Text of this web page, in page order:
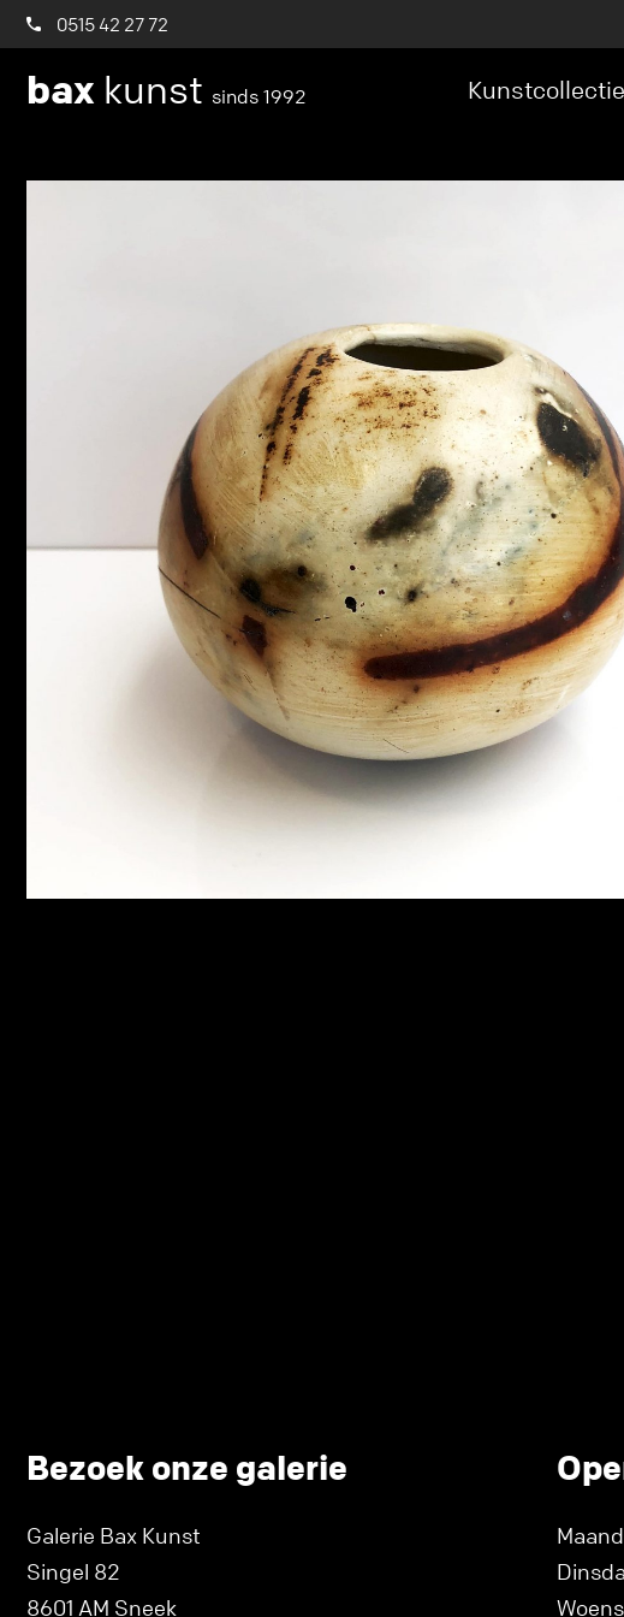
0515 42 27 72
bax kunst sinds 1992 Kunstcollectie
Bezoek onze galerie
Galerie Bax Kunst
Singel 82
8601 AM Sneek